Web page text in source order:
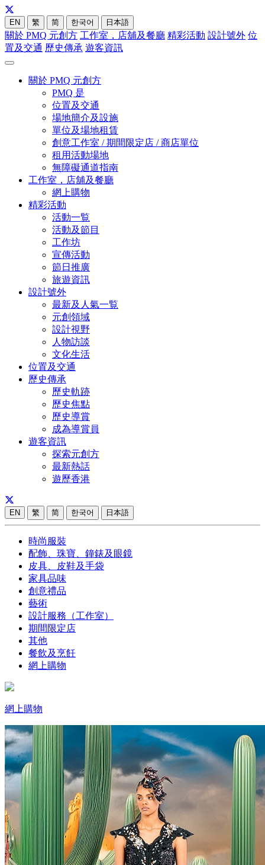
EN 繁 简 한국어 日本語
關於 PMQ 元創方 工作室，店舖及餐廳 精彩活動 設計號外 位
置及交通 歷史傳承 遊客資訊
關於 PMQ 元創方
PMQ 是
位置及交通
場地簡介及設施
單位及場地租賃
創意工作室 / 期間限定店 / 商店單位
租用活動場地
無障礙通道指南
工作室，店舖及餐廳
網上購物
精彩活動
活動一覧
活動及節目
工作坊
宣傳活動
節日推廣
旅遊資訊
設計號外
最新及人氣一覧
元創領域
設計視野
人物訪談
文化生活
位置及交通
歷史傳承
歷史軌跡
歷史焦點
歷史導賞
成為導賞員
遊客資訊
探索元創方
最新熱話
遊歷香港
EN 繁 简 한국어 日本語
時尚服裝
配飾、珠寶、鐘錶及眼鏡
皮具、皮鞋及手袋
家具品味
創意禮品
藝術
設計服務（工作室）
期間限定店
其他
餐飲及烹飪
網上購物
網上購物